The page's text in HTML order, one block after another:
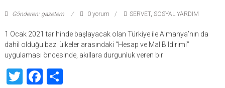
Gönderen: gazetem 0 yorum SERVET, SOSYAL YARDIM
1 Ocak 2021 tarihinde başlayacak olan Türkiye ile Almanya’nın da
dahil olduğu bazı ülkeler arasındaki “Hesap ve Mal Bildirimi”
uygulaması öncesinde, akıllara durgunluk veren bir
TwitterFacebook
Share